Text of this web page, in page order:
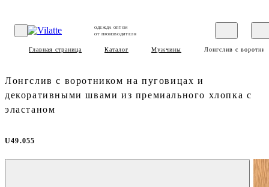
ОДЕЖДА ОПТОМ
ОТ ПРОИЗВОДИТЕЛЯ
Главная страница Каталог Мужчины Лонгслив с
Лонгслив с воротником на пуговицах и
декоративными швами из премиального хлопка с
эластаном
U49.055